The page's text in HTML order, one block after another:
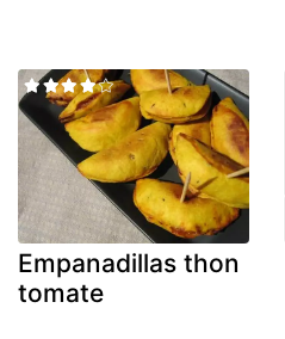
Empanadillas thon
tomate